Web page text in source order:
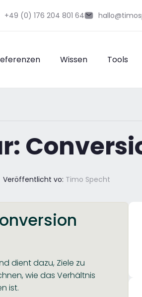
+49 (0) 176 204 801 64
Wissen Tools
Veröffentlicht vo: Timo Specht
dient dazu, Ziele zu
wie das Verhältnis
ist.